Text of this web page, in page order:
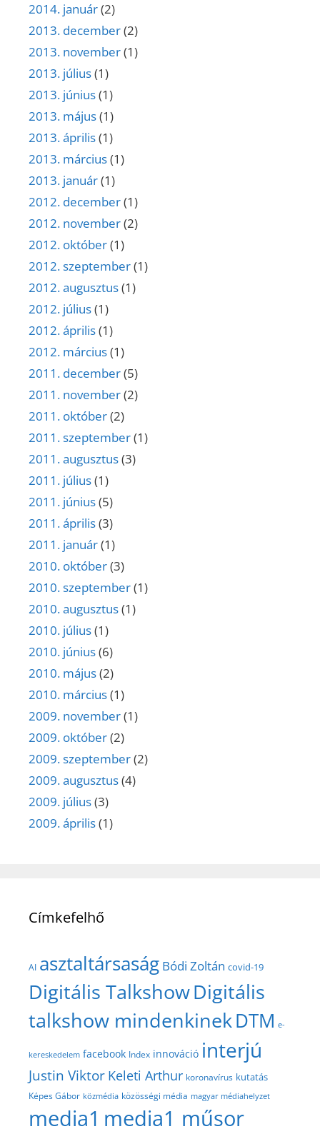
2014. január(2)
2013. december(2)
2013. november(1)
2013. július(1)
2013. június(1)
2013. május(1)
2013. április(1)
2013. március(1)
2013. január(1)
2012. december(1)
2012. november(2)
2012. október(1)
2012. szeptember(1)
2012. augusztus(1)
2012. július(1)
2012. április(1)
2012. március(1)
2011. december(5)
2011. november(2)
2011. október(2)
2011. szeptember(1)
2011. augusztus(3)
2011. július(1)
2011. június(5)
2011. április(3)
2011. január(1)
2010. október(3)
2010. szeptember(1)
2010. augusztus(1)
2010. július(1)
2010. június(6)
2010. május(2)
2010. március(1)
2009. november(1)
2009. október(2)
2009. szeptember(2)
2009. augusztus(4)
2009. július(3)
2009. április(1)
Címkefelhő
AI asztaltársaság Bódi Zoltán covid-19
Digitális TalkshowDigitális
talkshow mindenkinekDTM e-
kereskedelem facebook Index innováció interjú
Justin Viktor Keleti Arthur koronavírus kutatás
Képes Gábor közmédia közösségi média magyar médiahelyzet
media1 media1 műsor